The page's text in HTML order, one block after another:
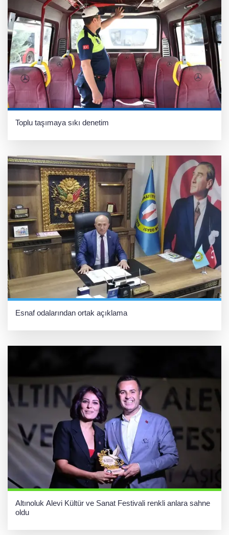
Toplu taşımaya sıkı denetim
Esnaf odalarından ortak açıklama
Altınoluk Alevi Kültür ve Sanat Festivali renkli anlara sahne
oldu